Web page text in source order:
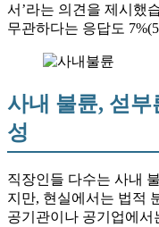
서’라는 의견을 제시했
무관하다는 응답도
사내 불륜, 섣
성
직장인들 다수는 사내
지만, 현실에서는 법적
공기관이나 공기업에서